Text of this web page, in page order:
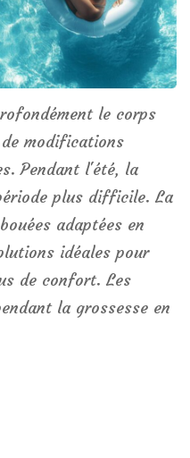
le corps
modifications
Pendant l'été, la
plus difficile. La
adaptées en
idéales pour
de confort. Les
la grossesse en